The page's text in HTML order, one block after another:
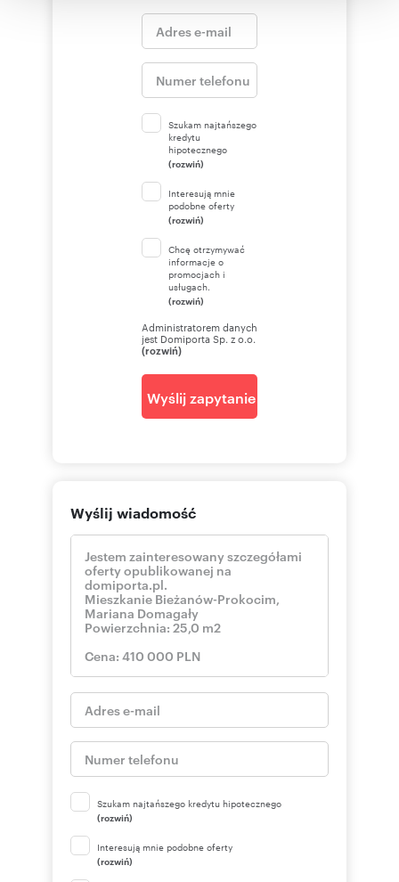
Szukam najtańszego
kredytu
hipotecznego
(rozwiń)
Interesują mnie
podobne oferty
(rozwiń)
Chcę otrzymywać
informacje o
promocjach i
usługach.
(rozwiń)
Administratorem danych
jest Domiporta Sp. z o.o.
(rozwiń)
Wyślij zapytanie
Wyślij wiadomość
Szukam najtańszego kredytu hipotecznego
(rozwiń)
Interesują mnie podobne oferty
(rozwiń)